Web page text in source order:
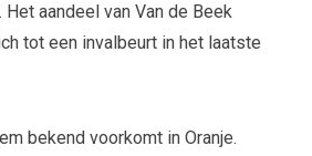
Het aandeel van Van de Beek
tot een invalbeurt in het laatste
bekend voorkomt in Oranje.